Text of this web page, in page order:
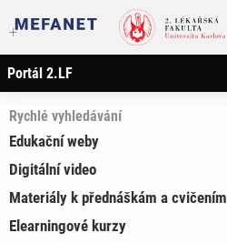
Portál 2.LF
Rychlé vyhledávání
Edukační weby
Digitální video
Materiály k přednáškám a cvičením
Elearningové kurzy